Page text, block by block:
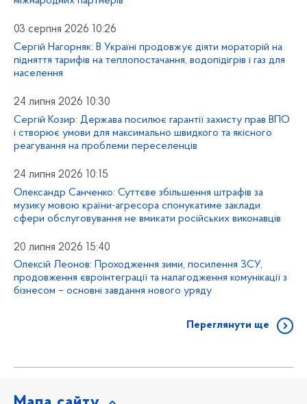
03 серпня 2026 10:26
Сергій Нагорняк: В Україні продовжує діяти мораторій на
підняття тарифів на теплопостачання, водопідігрів і газ для
населення
24 липня 2026 10:30
Сергій Козир: Держава посилює гарантії захисту прав ВПО
і створює умови для максимально швидкого та якісного
реагування на проблеми переселенців
24 липня 2026 10:15
Олександр Санченко: Суттєве збільшення штрафів за
музику мовою країни-агресора спонукатиме заклади
сфери обслуговування не вмикати російських виконавців
20 липня 2026 15:40
Олексій Леонов: Проходження зими, посилення ЗСУ,
продовження євроінтеграції та налагодження комунікації з
бізнесом – основні завдання нового уряду
Переглянути ще